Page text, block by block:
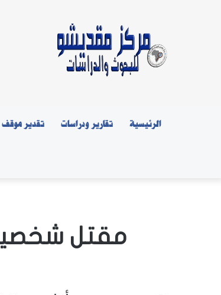
الرئيسية تقارير ودراسات تقدير موقف
مقتل شخصين وإصابة 5 في أعقاب